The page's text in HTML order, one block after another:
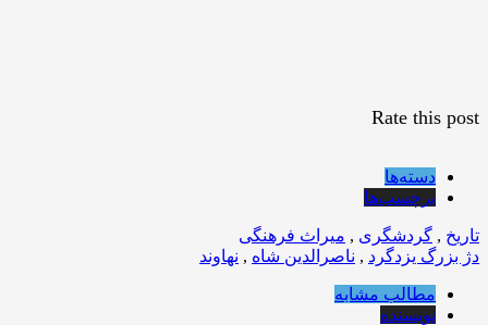
Rate this post
دسته‌ها
برچسب‌ها
تاریخ , گردشگری , میراث فرهنگی
دژ بزرگ یزدگرد , ناصرالدین شاه , نهاوند
مطالب مشابه
نویسنده